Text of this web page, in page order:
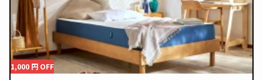
1,000 円 OFF